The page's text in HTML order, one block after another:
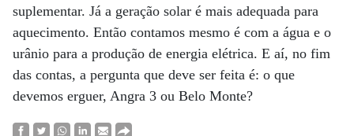
suplementar. Já a geração solar é mais adequada para
aquecimento. Então contamos mesmo é com a água e o
urânio para a produção de energia elétrica. E aí, no fim
das contas, a pergunta que deve ser feita é: o que
devemos erguer, Angra 3 ou Belo Monte?